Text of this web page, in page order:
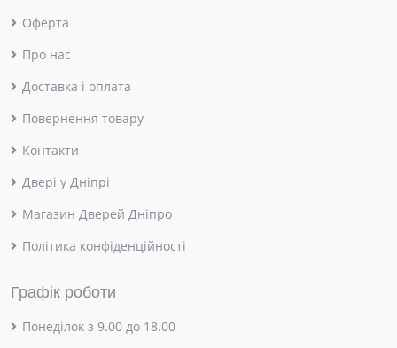
Оферта
Про нас
Доставка і оплата
Повернення товару
Контакти
Двері у Дніпрі
Магазин Дверей Дніпро
Політика конфіденційності
Графік роботи
Понеділок з 9.00 до 18.00